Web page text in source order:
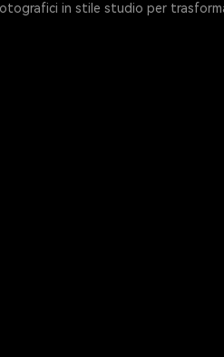
in stile studio per